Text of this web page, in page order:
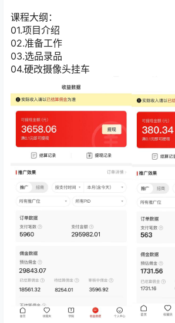
课程大纲：
01.项目介绍
02.准备工作
03.选品录品
04.硬改摄像头挂车